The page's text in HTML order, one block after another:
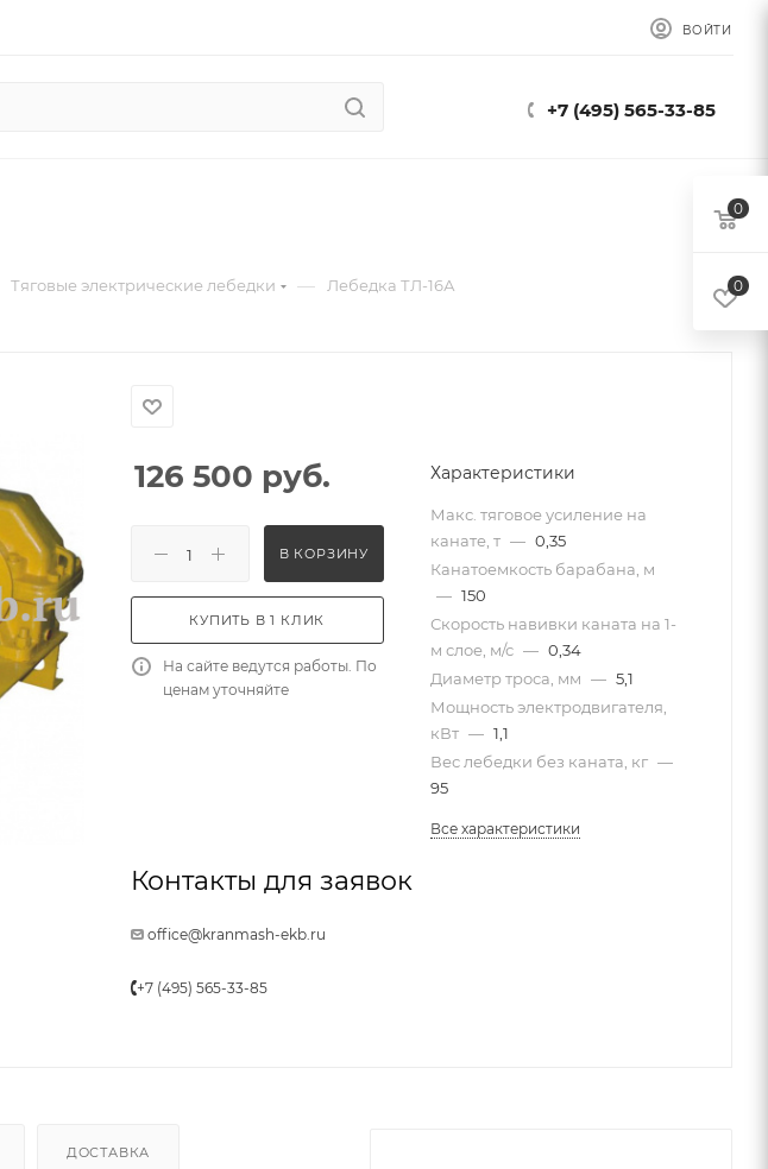
ВОЙТИ
+7 (495) 565-33-85
Тяговые электрические лебедки — Лебедка ТЛ-16А
126 500 руб.
В КОРЗИНУ
КУПИТЬ В 1 КЛИК
На сайте ведутся работы. По
ценам уточняйте
Характеристики
Макс. тяговое усиление на
канате, т — 0,35
Канатоемкость барабана, м
— 150
Скорость навивки каната на 1-
м слое, м/с — 0,34
Диаметр троса, мм — 5,1
Мощность электродвигателя,
кВт — 1,1
Вес лебедки без каната, кг —
95
Все характеристики
Контакты для заявок
office@kranmash-ekb.ru
+7 (495) 565-33-85
ДОСТАВКА
0
0